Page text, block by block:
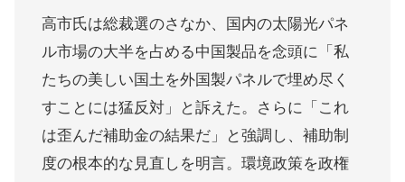
高市氏は総裁選のさなか、国内の太陽光パネ
ル市場の大半を占める中国製品を念頭に「私
たちの美しい国土を外国製パネルで埋め尽く
すことには猛反対」と訴えた。さらに「これ
は歪んだ補助金の結果だ」と強調し、補助制
度の根本的な見直しを明言。環境政策を政権